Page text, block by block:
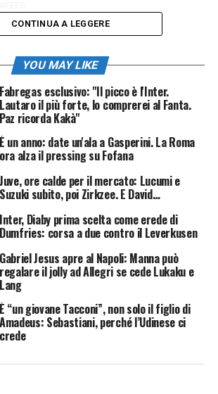
CONTINUA A LEGGERE
YOU MAY LIKE
Fabregas esclusivo: "Il picco è l'Inter.
Lautaro il più forte, lo comprerei al Fanta.
Paz ricorda Kakà"
È un anno: date un'ala a Gasperini. La Roma
ora alza il pressing su Fofana
Juve, ore calde per il mercato: Lucumi e
Suzuki subito, poi Zirkzee. E David…
Inter, Diaby prima scelta come erede di
Dumfries: corsa a due contro il Leverkusen
Gabriel Jesus apre al Napoli: Manna può
regalare il jolly ad Allegri se cede Lukaku e
Lang
È “un giovane Tacconi”, non solo il figlio di
Amadeus: Sebastiani, perché l’Udinese ci
crede